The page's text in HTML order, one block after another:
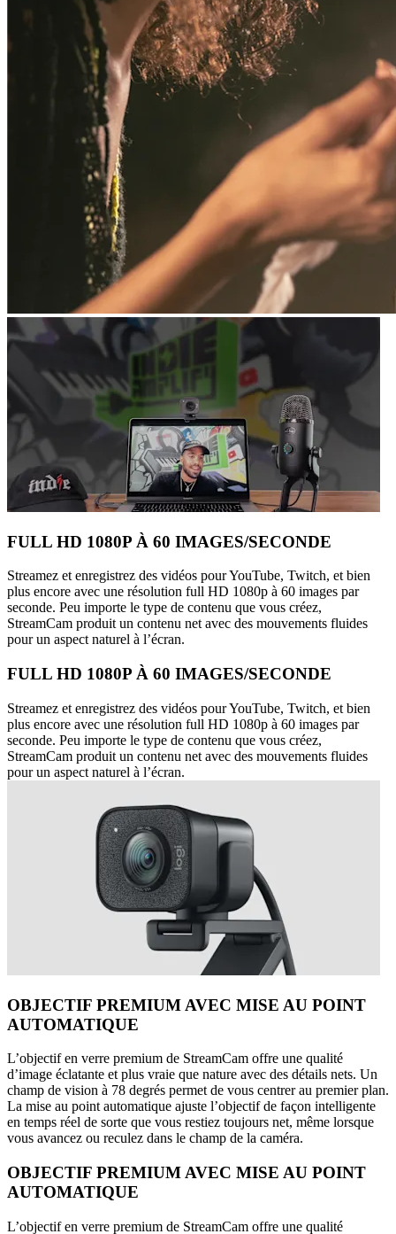
FULL HD 1080P À 60 IMAGES/SECONDE
Streamez et enregistrez des vidéos pour YouTube, Twitch, et bien
plus encore avec une résolution full HD 1080p à 60 images par
seconde. Peu importe le type de contenu que vous créez,
StreamCam produit un contenu net avec des mouvements fluides
pour un aspect naturel à l’écran.
FULL HD 1080P À 60 IMAGES/SECONDE
Streamez et enregistrez des vidéos pour YouTube, Twitch, et bien
plus encore avec une résolution full HD 1080p à 60 images par
seconde. Peu importe le type de contenu que vous créez,
StreamCam produit un contenu net avec des mouvements fluides
pour un aspect naturel à l’écran.
OBJECTIF PREMIUM AVEC MISE AU POINT
AUTOMATIQUE
L’objectif en verre premium de StreamCam offre une qualité
d’image éclatante et plus vraie que nature avec des détails nets. Un
champ de vision à 78 degrés permet de vous centrer au premier plan.
La mise au point automatique ajuste l’objectif de façon intelligente
en temps réel de sorte que vous restiez toujours net, même lorsque
vous avancez ou reculez dans le champ de la caméra.
OBJECTIF PREMIUM AVEC MISE AU POINT
AUTOMATIQUE
L’objectif en verre premium de StreamCam offre une qualité